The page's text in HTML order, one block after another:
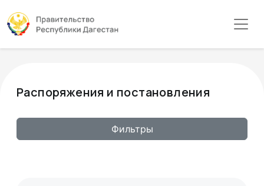
Распоряжения и постановления
Фильтры